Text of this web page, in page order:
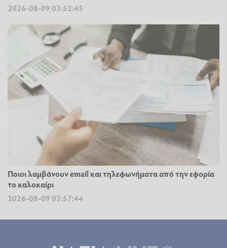
2026-08-09 03:52:45
Ποιοι λαμβάνουν email και τηλεφωνήματα από την εφορία
το καλοκαίρι
2026-08-09 03:57:44